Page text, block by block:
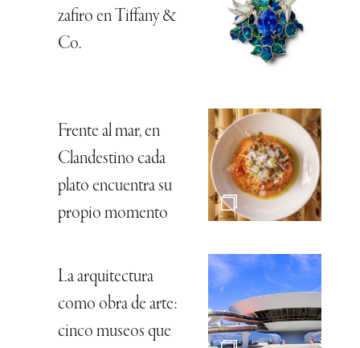
zafiro en Tiffany &
Co.
Frente al mar, en
Clandestino cada
plato encuentra su
propio momento
La arquitectura
como obra de arte:
cinco museos que